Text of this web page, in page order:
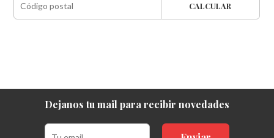
CALCULAR
Dejanos tu mail para recibir novedades